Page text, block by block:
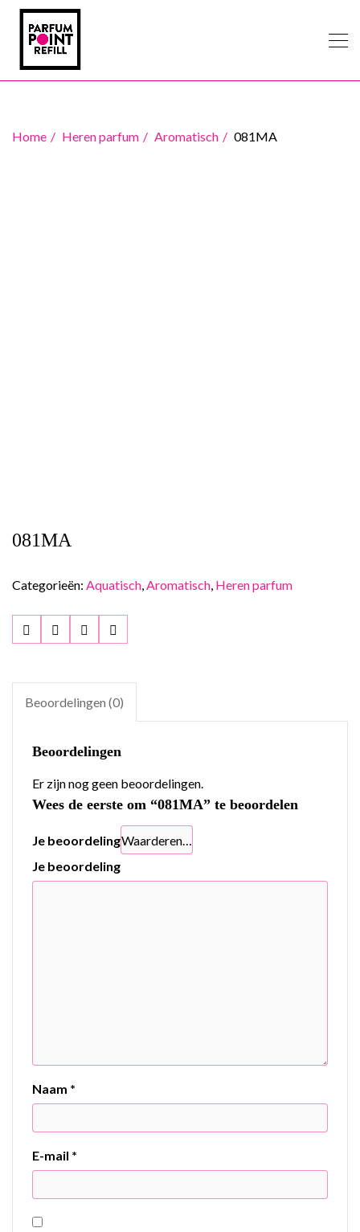
Home Heren parfum Aromatisch 081MA
081MA
Categorieën: Aquatisch,Aromatisch, Heren parfum
Beoordelingen (0)
Beoordelingen
Er zijn nog geen beoordelingen.
Wees de eerste om “081MA” te beoordelen
Je beoordeling
Je beoordeling
Naam *
E-mail *